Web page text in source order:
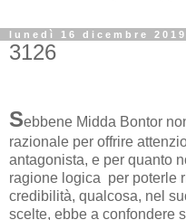
lunedì 16 dicembre 2019
3126
Sebbene Midda Bontor
razionale per offrire
antagonista, e per quanto
ragione logica per poterle
credibilità, qualcosa, nel
scelte, ebbe a confondere